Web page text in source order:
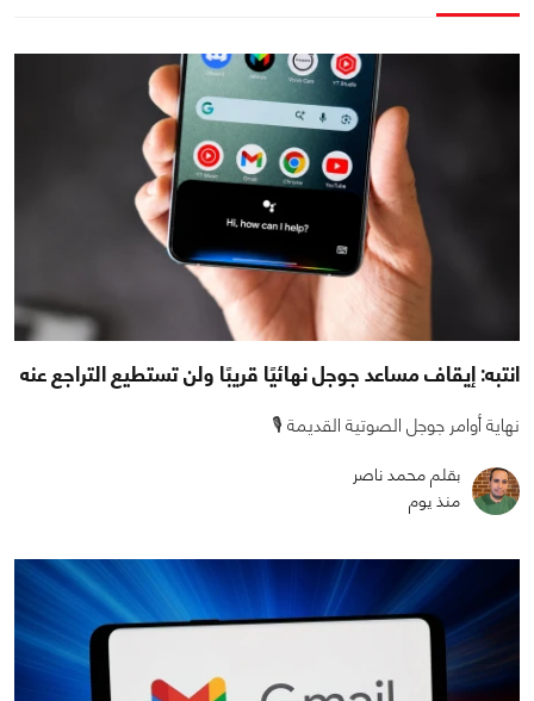
انتبه: إيقاف مساعد جوجل نهائيًا قريبًا ولن تستطيع التراجع عنه
نهاية أوامر جوجل الصوتية القديمة 🎙️
بقلم محمد ناصر
منذ يوم